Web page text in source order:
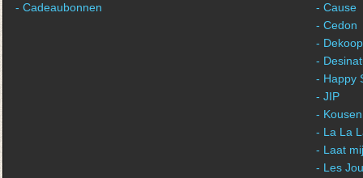
- Cadeaubonnen
- Cause
- Cedon
- Dekoop
-
- Happy
- JIP
-
- La La
- Laat
- Les